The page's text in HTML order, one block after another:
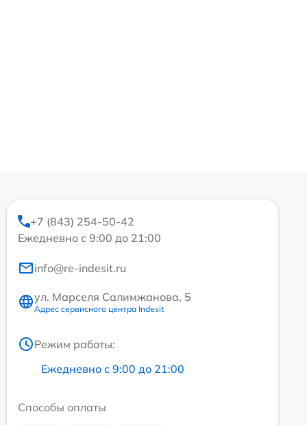
+7 (843) 254-50-42
Ежедневно с 9:00 до 21:00
info@re-indesit.ru
ул. Марселя Салимжанова, 5
Адрес сервисного центра Indesit
Режим работы:
Ежедневно с 9:00 до 21:00
Способы оплаты